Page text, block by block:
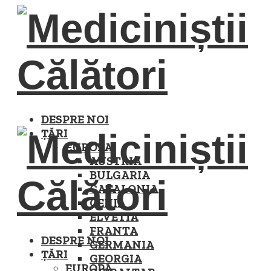
DESPRE NOI
ȚĂRI
EUROPA
AUSTRIA
BULGARIA
CATALONIA
CEHIA
ELVETIA
FRANTA
GERMANIA
GEORGIA
DESPRE NOI
ȚĂRI